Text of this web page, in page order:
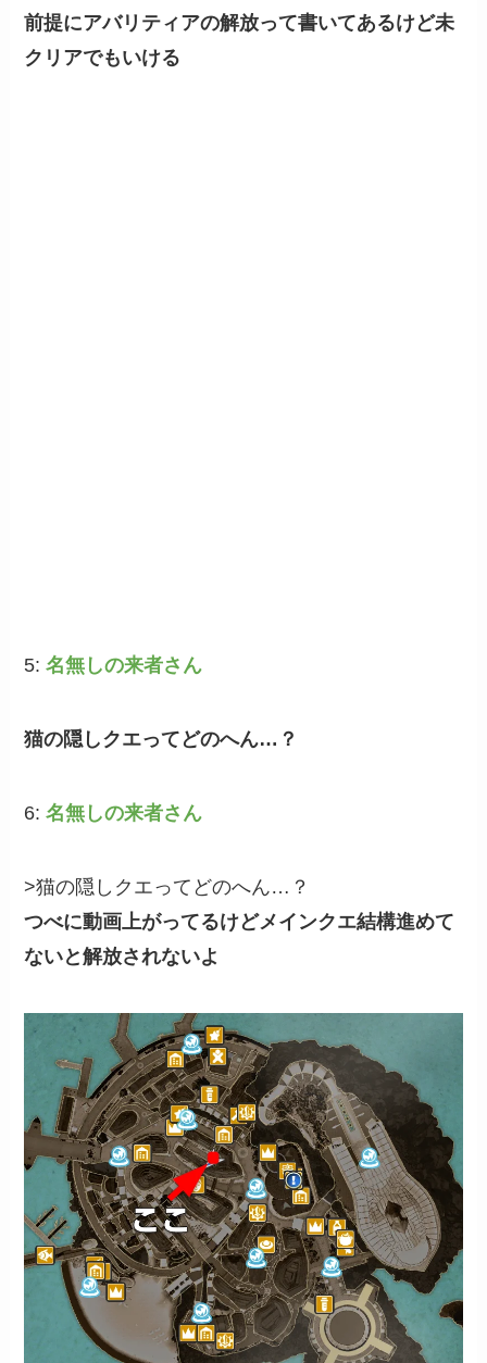
前提にアバリティアの解放って書いてあるけど未
クリアでもいける
5:名無しの来者さん
猫の隠しクエってどのへん…？
6:名無しの来者さん
>猫の隠しクエってどのへん…？
つべに動画上がってるけどメインクエ結構進めて
ないと解放されないよ